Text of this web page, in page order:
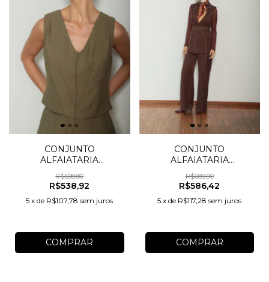
CONJUNTO
ALFAIATARIA
PESPONTO
R$598,80
R$538,92
5 xde R$107,78 sem juros
COMPRAR
CONJUNTO
ALFAIATARIA
PESPONTO
R$689,90
R$586,42
5 xde R$117,28 sem juros
COMPRAR